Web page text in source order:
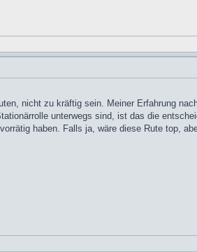
nicht zu kräftig sein. Meiner Erfahrung
unterwegs sind, ist das die
haben. Falls ja, wäre diese Rute top,